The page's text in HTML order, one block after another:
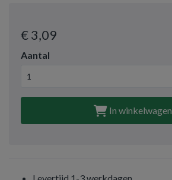
€ 3,09
Aantal
In winkelwagen